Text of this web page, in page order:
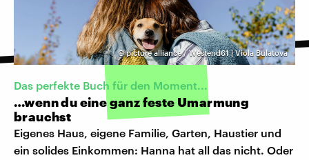
©picture alliance / Westend61 | Viola Bulatova
Das perfekte Buch für den Moment...
…wenn du eine ganz feste Umarmung
brauchst
Eigenes Haus, eigene Familie, Garten, Haustier und
ein solides Einkommen: Hanna hat all das nicht. Oder